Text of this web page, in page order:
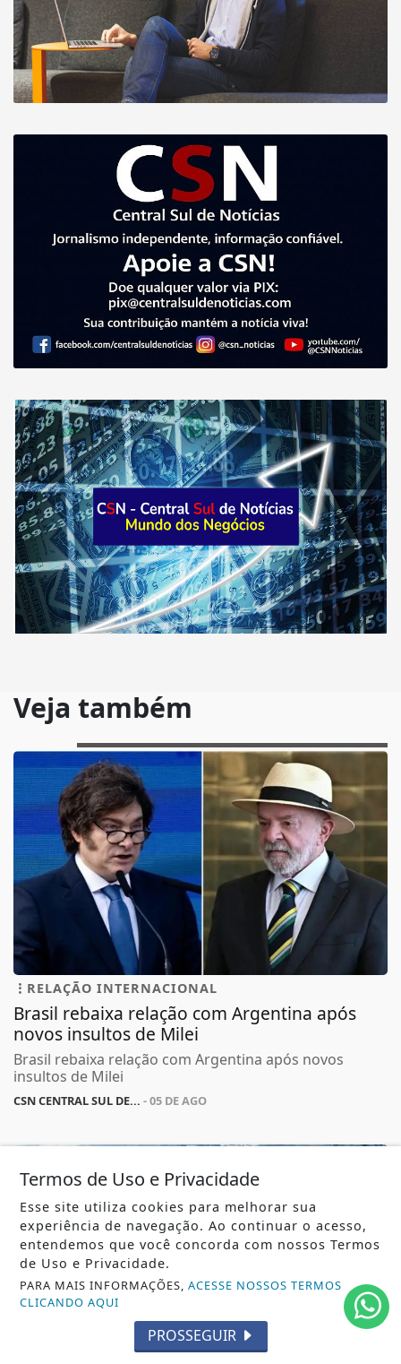
Veja também
RELAÇÃO INTERNACIONAL
Brasil rebaixa relação com Argentina após
novos insultos de Milei
Brasil rebaixa relação com Argentina após novos
insultos de Milei
CSN CENTRAL SUL DE... - 05 DE AGO
Termos de Uso e Privacidade
Esse site utiliza cookies para melhorar sua
experiência de navegação. Ao continuar o acesso,
entendemos que você concorda com nossos Termos
de Uso e Privacidade.
PARA MAIS INFORMAÇÕES,ACESSE NOSSOS TERMOS
CLICANDO AQUI
PROSSEGUIR